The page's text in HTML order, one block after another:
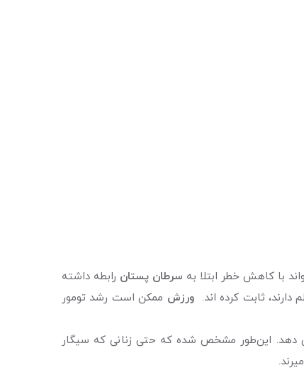
با کاهش خطر ابتلا به سرطان پستان رابطه داشته
دارند، ثابت کرده اند. ورزش ممکن است رشد تومور
بدنی خطر ابتلا به سرطان ریه در حال پیشرفت را تا 20 درصد کاهش می دهد. این‌طور مشخص شده که حتی زنانی که سیگار